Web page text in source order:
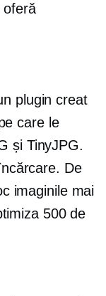
plugin creat
care le
și TinyJPG.
De
imaginile mai
500 de